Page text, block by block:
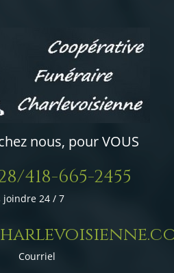
nous, pour VOUS
418-665-2455
joindre 24 / 7
Courriel